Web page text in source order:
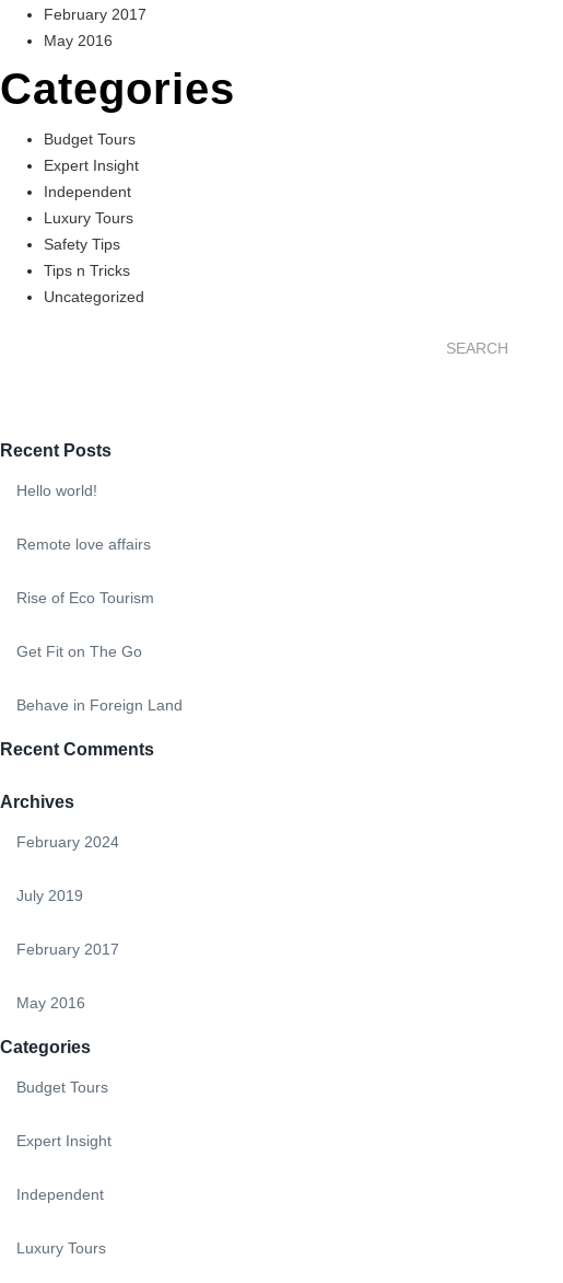
February 2017
May 2016
Categories
Budget Tours
Expert Insight
Independent
Luxury Tours
Safety Tips
Tips n Tricks
Uncategorized
Recent Posts
Hello world!
Remote love affairs
Rise of Eco Tourism
Get Fit on The Go
Behave in Foreign Land
Recent Comments
Archives
February 2024
July 2019
February 2017
May 2016
Categories
Budget Tours
Expert Insight
Independent
Luxury Tours